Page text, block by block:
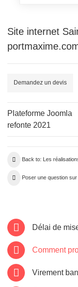
Site internet
Demandez un devis
Plateforme Joomla
refonte 2021
Back to: Les
Poser une question
Délai de
Comment
Virement